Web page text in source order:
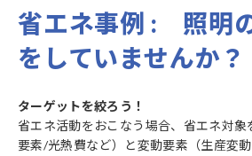
省エネ事例 : 照明
をしていませんか？
ターゲットを絞ろう！
省エネ活動をおこなう場合、省エネ対
要素/光熱費など）と変動要素（生産変